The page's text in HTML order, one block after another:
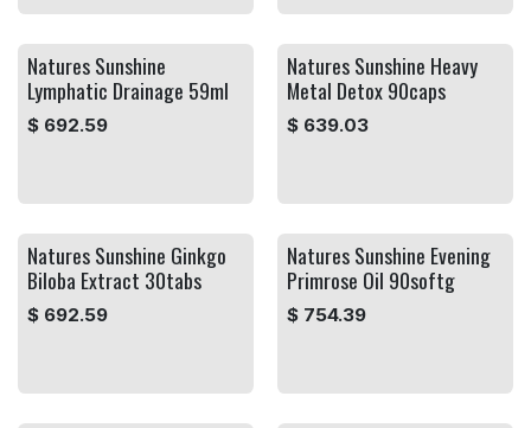
Natures Sunshine
Lymphatic Drainage 59ml
$ 692.59
Natures Sunshine Heavy
Metal Detox 90caps
$ 639.03
Natures Sunshine Ginkgo
Biloba Extract 30tabs
$ 692.59
Natures Sunshine Evening
Primrose Oil 90softg
$ 754.39